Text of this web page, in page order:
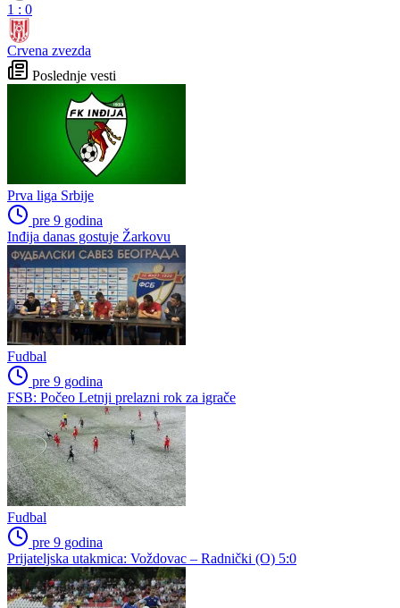
1 : 0
Crvena zvezda
Poslednje vesti
Prva liga Srbije
pre 9 godina
Inđija danas gostuje Žarkovu
Fudbal
pre 9 godina
FSB: Počeo Letnji prelazni rok za igrače
Fudbal
pre 9 godina
Prijateljska utakmica: Voždovac – Radnički (O) 5:0